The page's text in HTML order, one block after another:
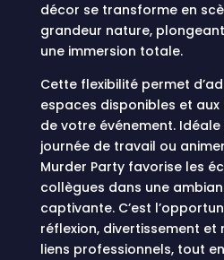
décor se transforme en
grandeur nature,
une immersion totale.
Cette flexibilité permet
espaces disponibles et
de votre événement.
journée de travail ou
Murder Party favorise les
collègues dans une
captivante. C’est
réflexion, divertissement
liens professionnels, tout